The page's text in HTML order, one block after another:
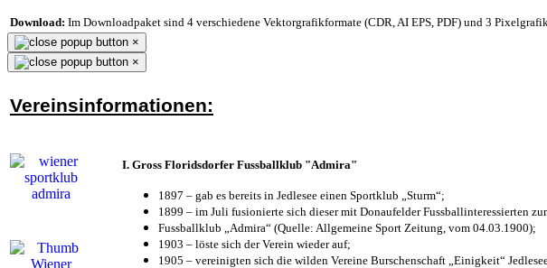
Download: Im Downloadpaket sind 4 verschiedene Vektorgrafikformate (CDR, AI EPS, PDF) und 3
×
×
Vereinsinformationen:
I. Gross Floridsdorfer Fussballklub "Admira"
1897 – gab es bereits in Jedlesee einen Sportklub „Sturm“;
1899 – im Juli fusionierte sich dieser mit Donaufelder Fussballinteressierten
Fussballklub „Admira“ (Quelle: Allgemeine Sport Zeitung, vom 04.03.1900);
1903 – löste sich der Verein wieder auf;
1905 – vereinigten sich die wilden Vereine Burschenschaft „Einigkeit“